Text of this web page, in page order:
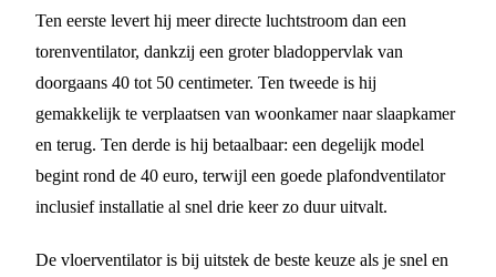
Ten eerste levert hij meer directe luchtstroom dan een
torenventilator, dankzij een groter bladoppervlak van
doorgaans 40 tot 50 centimeter. Ten tweede is hij
gemakkelijk te verplaatsen van woonkamer naar slaapkamer
en terug. Ten derde is hij betaalbaar: een degelijk model
begint rond de 40 euro, terwijl een goede plafondventilator
inclusief installatie al snel drie keer zo duur uitvalt.
De vloerventilator is bij uitstek de beste keuze als je snel en